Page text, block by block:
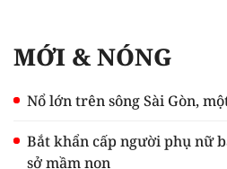
MỚI & NÓNG
Nổ lớn trên sông Sài Gòn,
Bắt khẩn cấp người phụ nữ
sở mầm non